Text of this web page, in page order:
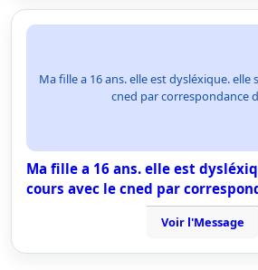
Ma fille a 16 ans. elle est dysléxique. elle
cned par correspondance
Ma fille a 16 ans. elle est
cours avec le cned par
Voir l'Message